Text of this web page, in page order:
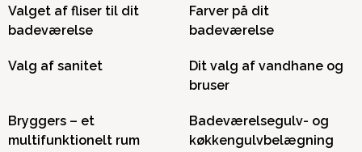
Valget af fliser til dit
badeværelse
Farver på dit
badeværelse
Valg af sanitet
Dit valg af vandhane og
bruser
Bryggers – et
multifunktionelt rum
Badeværelsegulv- og
køkkengulvbelægning